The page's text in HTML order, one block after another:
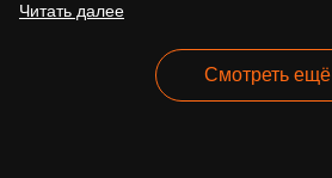
Читать далее
Смотреть ещё